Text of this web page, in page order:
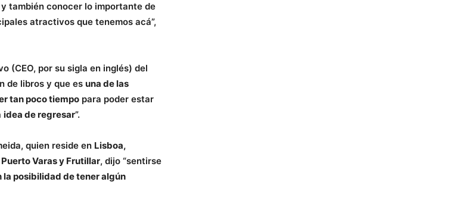
también conocer lo importante de
atractivos que tenemos acá”,
(CEO, por su sigla en inglés) del
de libros y que es una de las
tan poco tiempo para poder estar
idea de regresar”.
quien reside en Lisboa,
Puerto Varas y Frutillar, dijo “sentirse
la posibilidad de tener algún